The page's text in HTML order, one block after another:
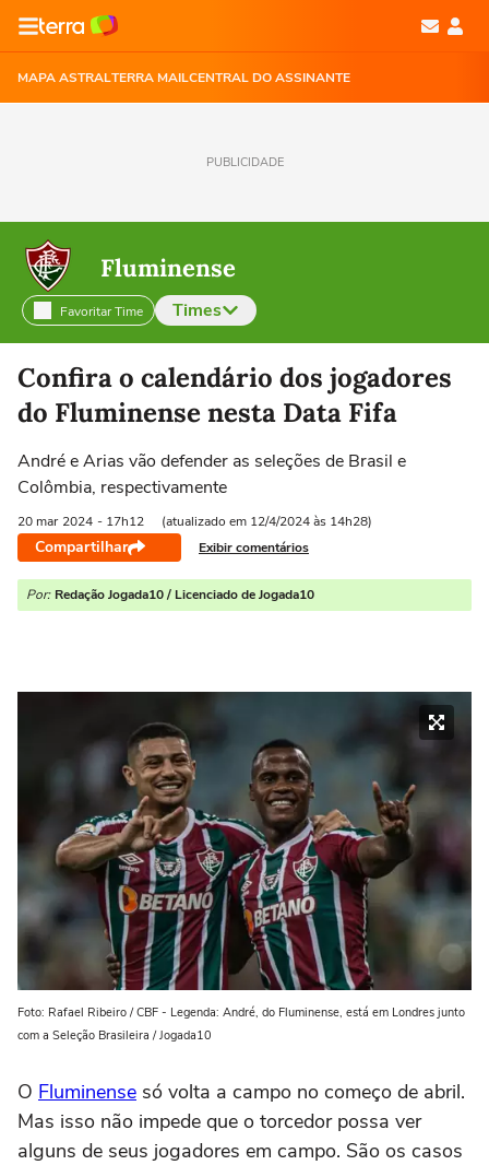
MAPA ASTRALTERRA MAILCENTRAL DO ASSINANTE
PUBLICIDADE
Fluminense
Favoritar Time Times
Selecione o time para ver as notícias
Confira o calendário dos jogadores
do Fluminense nesta Data Fifa
André e Arias vão defender as seleções de Brasil e
Colômbia, respectivamente
20 mar 2024 - 17h12 (atualizado em 12/4/2024 às 14h28)
Compartilhar Exibir comentários
Por: Redação Jogada10 / Licenciado de Jogada10
Foto: Rafael Ribeiro / CBF - Legenda: André, do Fluminense, está em Londres junto
com a Seleção Brasileira / Jogada10
O Fluminense só volta a campo no começo de abril.
Mas isso não impede que o torcedor possa ver
alguns de seus jogadores em campo. São os casos